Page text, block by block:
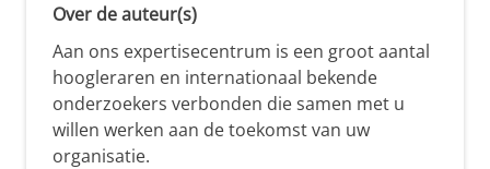
Over de auteur(s)
Aan ons expertisecentrum is een groot aantal
hoogleraren en internationaal bekende
onderzoekers verbonden die samen met u
willen werken aan de toekomst van uw
organisatie.